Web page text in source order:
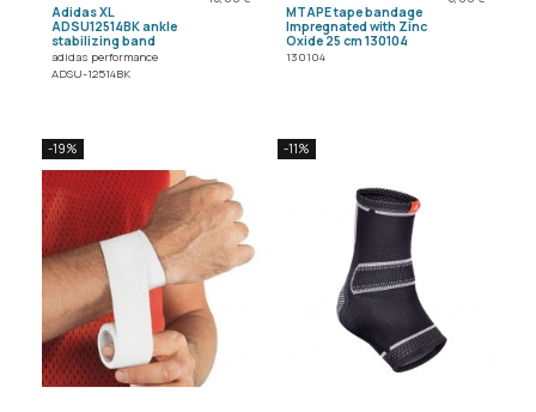
Adidas XL
ADSU12514BK ankle
stabilizing band
adidas performance
ADSU-12514BK
MTAPE tape bandage
Impregnated with Zinc
Oxide 25 cm 130104
130104
-19% -11%